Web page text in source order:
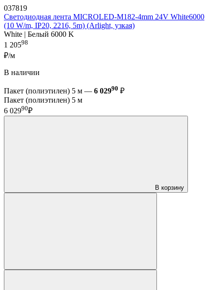
037819
Светодиодная лента MICROLED-M182-4mm 24V White6000
(10 W/m, IP20, 2216, 5m) (Arlight, узкая)
White | Белый 6000 K
1 20598
₽/м
В наличии
Пакет (полиэтилен) 5 м — 6 02990 ₽
Пакет (полиэтилен) 5 м
6 02990₽
В корзину